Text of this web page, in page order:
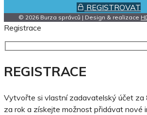
REGISTROVAT
© 2026 Burza správců | Design & realizace
Registrace
REGISTRACE
Vytvořte si vlastní zadavatelský účet za
za rok a získejte možnost přidávat nové